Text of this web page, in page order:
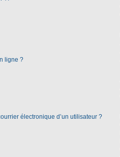
ligne ?
électronique d’un utilisateur ?